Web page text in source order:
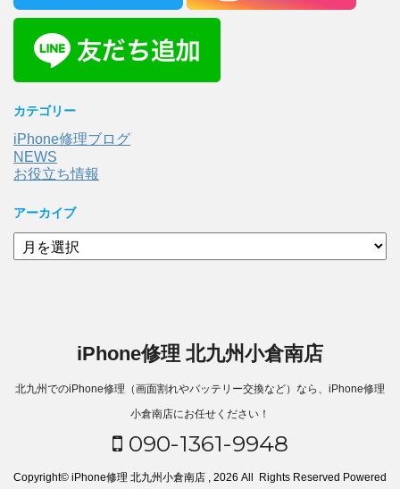
カテゴリー
iPhone修理ブログ
NEWS
お役立ち情報
アーカイブ
ア
ー
iPhone修理 北九州小倉南店
北九州でのiPhone修理（画面割れやバッテリー交換など）なら、iPhone修理
小倉南店にお任せください！
090-1361-9948
Copyright© iPhone修理 北九州小倉南店 , 2026 All Rights Reserved Powered